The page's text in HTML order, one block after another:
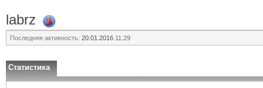
labrz
Последняя активность: 20.01.2016 11:29
Статистика